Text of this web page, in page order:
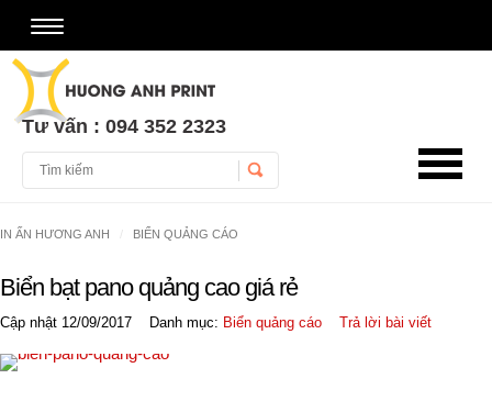
Tư vấn : 094 352 2323
IN ẤN HƯƠNG ANH BIỂN QUẢNG CÁO
Biển bạt pano quảng cao giá rẻ
Cập nhật 12/09/2017 Danh mục: Biển quảng cáo Trả lời bài viết
Remember Me